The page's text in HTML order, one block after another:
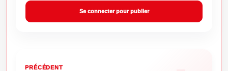
Se connecter pour publier
PRÉCÉDENT